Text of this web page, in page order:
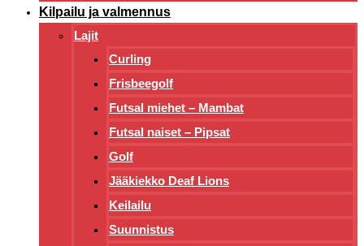
Kilpailu ja valmennus
Lajit
Curling
Frisbeegolf
Futsal miehet – Mambat
Futsal naiset – Pipsat
Golf
Jääkiekko Deaf Lions
Keilailu
Suunnistus